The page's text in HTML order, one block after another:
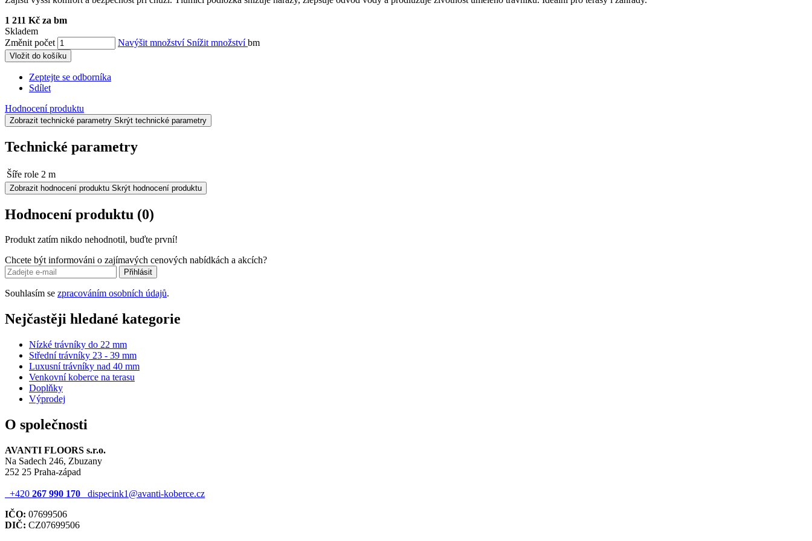
1 211 Kč za bm
Skladem
Změnit počet
Navýšit množství Snížit množstvíbm
Vložit do košíku
Zeptejte se odborníka
Sdílet
Hodnocení produktu
Zobrazit technické parametry Skrýt technické parametry
Technické parametry
Šíře role 2 m
Zobrazit hodnocení produktu Skrýt hodnocení produktu
Hodnocení produktu (0)
Produkt zatím nikdo nehodnotil, buďte první!
Chcete být informováni o zajímavých cenových nabídkách a akcích?
Přihlásit
Souhlasím se zpracováním osobních údajů.
Nejčastěji hledané kategorie
Nízké trávníky do 22 mm
Střední trávníky 23 - 39 mm
Luxusní trávníky nad 40 mm
Venkovní koberce na terasu
Doplňky
Výprodej
O společnosti
AVANTI FLOORS s.r.o.
Na Sadech 246, Zbuzany
252 25 Praha-západ
+420 267 990 170
dispecink1@avanti-koberce.cz
IČO: 07699506
DIČ: CZ07699506